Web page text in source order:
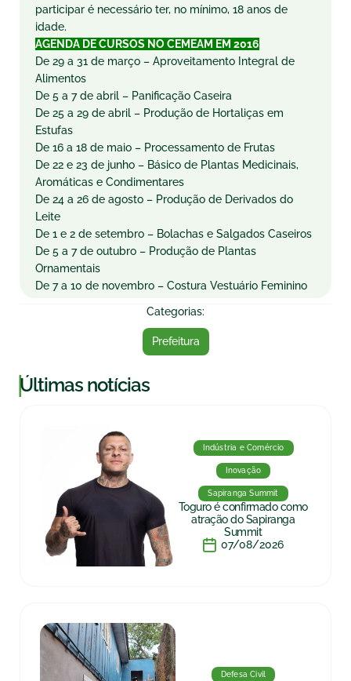
participar é necessário ter, no mínimo, 18 anos de
idade.
AGENDA DE CURSOS NO CEMEAM EM 2016
De 29 a 31 de março – Aproveitamento Integral de
Alimentos
De 5 a 7 de abril – Panificação Caseira
De 25 a 29 de abril – Produção de Hortaliças em
Estufas
De 16 a 18 de maio – Processamento de Frutas
De 22 e 23 de junho – Básico de Plantas Medicinais,
Aromáticas e Condimentares
De 24 a 26 de agosto – Produção de Derivados do
Leite
De 1 e 2 de setembro – Bolachas e Salgados Caseiros
De 5 a 7 de outubro – Produção de Plantas
Ornamentais
De 7 a 10 de novembro – Costura Vestuário Feminino
Categorias:
Prefeitura
|Últimas notícias
Indústria e Comércio
Inovação
Sapiranga Summit
Toguro é confirmado como
atração do Sapiranga
Summit
07/08/2026
Defesa Civil